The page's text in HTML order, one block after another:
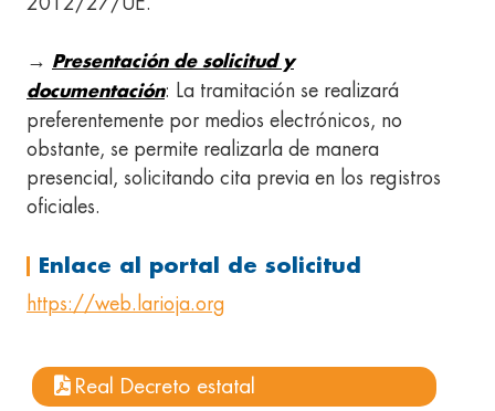
→ Presentación de solicitud y
documentación: La tramitación se realizará
preferentemente por medios electrónicos, no
obstante, se permite realizarla de manera
presencial, solicitando cita previa en los registros
oficiales.
Enlace al portal de solicitud
https://web.larioja.org
Real Decreto estatal